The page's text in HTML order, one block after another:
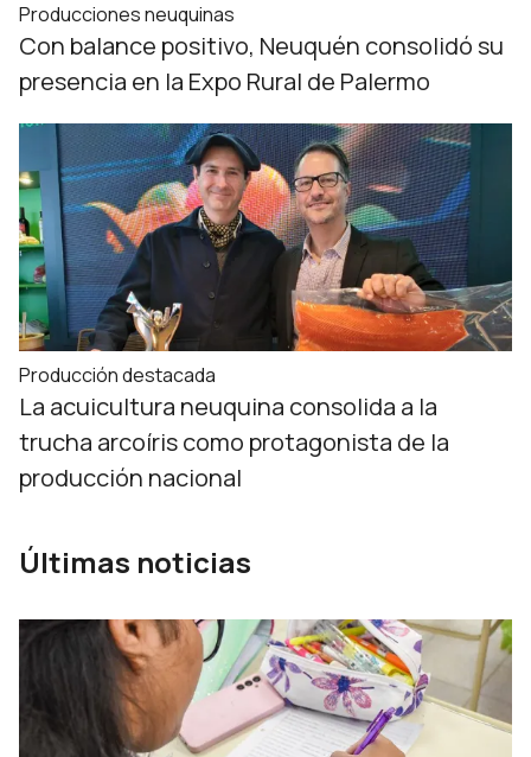
Producciones neuquinas
Con balance positivo, Neuquén consolidó su
presencia en la Expo Rural de Palermo
Producción destacada
La acuicultura neuquina consolida a la
trucha arcoíris como protagonista de la
producción nacional
Últimas noticias